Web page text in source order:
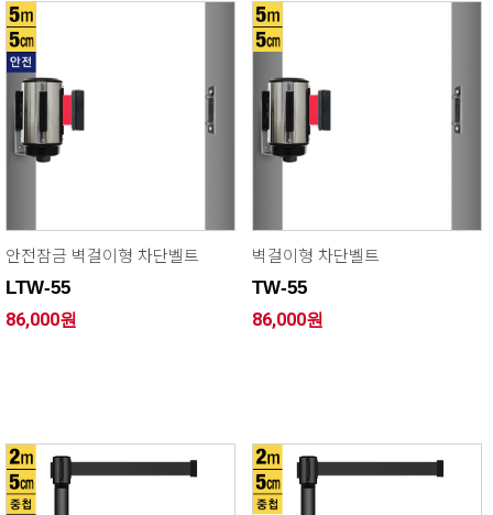
안전잠금 벽걸이형 차단벨트
LTW-55
86,000원
벽걸이형 차단벨트
TW-55
86,000원